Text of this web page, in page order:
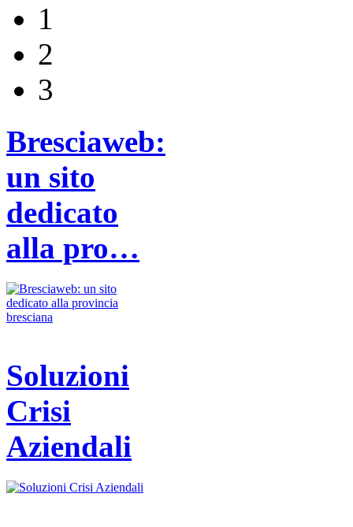
1
2
3
Bresciaweb:
un sito
dedicato
alla pro…
Soluzioni
Crisi
Aziendali